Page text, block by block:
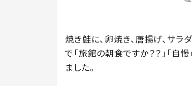
焼き鮭に、卵焼き、唐揚げ、サ
で「旅館の朝食ですか？？」「自
ました。